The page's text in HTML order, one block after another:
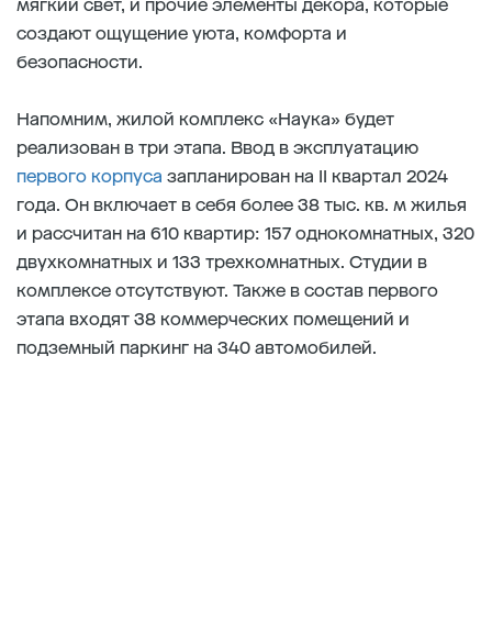
мягкий свет, и прочие элементы декора, которые
создают ощущение уюта, комфорта и
безопасности.
Напомним, жилой комплекс «Наука» будет
реализован в три этапа. Ввод в эксплуатацию
первого корпуса запланирован на II квартал 2024
года. Он включает в себя более 38 тыс. кв. м жилья
и рассчитан на 610 квартир: 157 однокомнатных, 320
двухкомнатных и 133 трехкомнатных. Студии в
комплексе отсутствуют. Также в состав первого
этапа входят 38 коммерческих помещений и
подземный паркинг на 340 автомобилей.